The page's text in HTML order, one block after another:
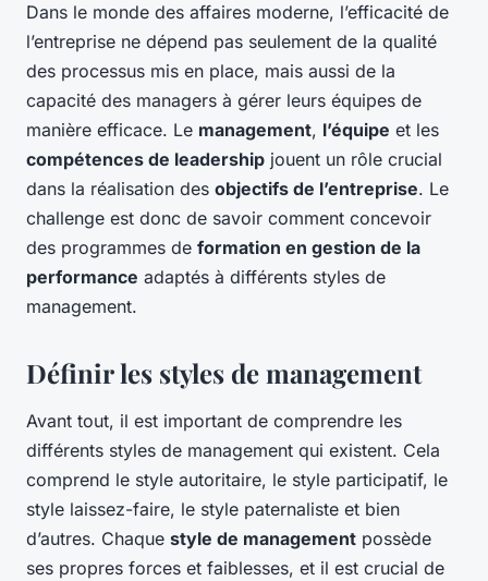
Dans le monde des affaires moderne, l’efficacité de
l’entreprise ne dépend pas seulement de la qualité
des processus mis en place, mais aussi de la
capacité des managers à gérer leurs équipes de
manière efficace. Le management, l’équipe et les
compétences de leadership jouent un rôle crucial
dans la réalisation des objectifs de l’entreprise. Le
challenge est donc de savoir comment concevoir
des programmes de formation en gestion de la
performance adaptés à différents styles de
management.
Définir les styles de management
Avant tout, il est important de comprendre les
différents styles de management qui existent. Cela
comprend le style autoritaire, le style participatif, le
style laissez-faire, le style paternaliste et bien
d’autres. Chaque style de management possède
ses propres forces et faiblesses, et il est crucial de